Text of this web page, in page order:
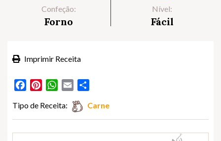
Confeção:
Forno
Nível:
Fácil
Imprimir Receita
FacebookPinterestWhatsApp
Email
Tipo de Receita: Carne